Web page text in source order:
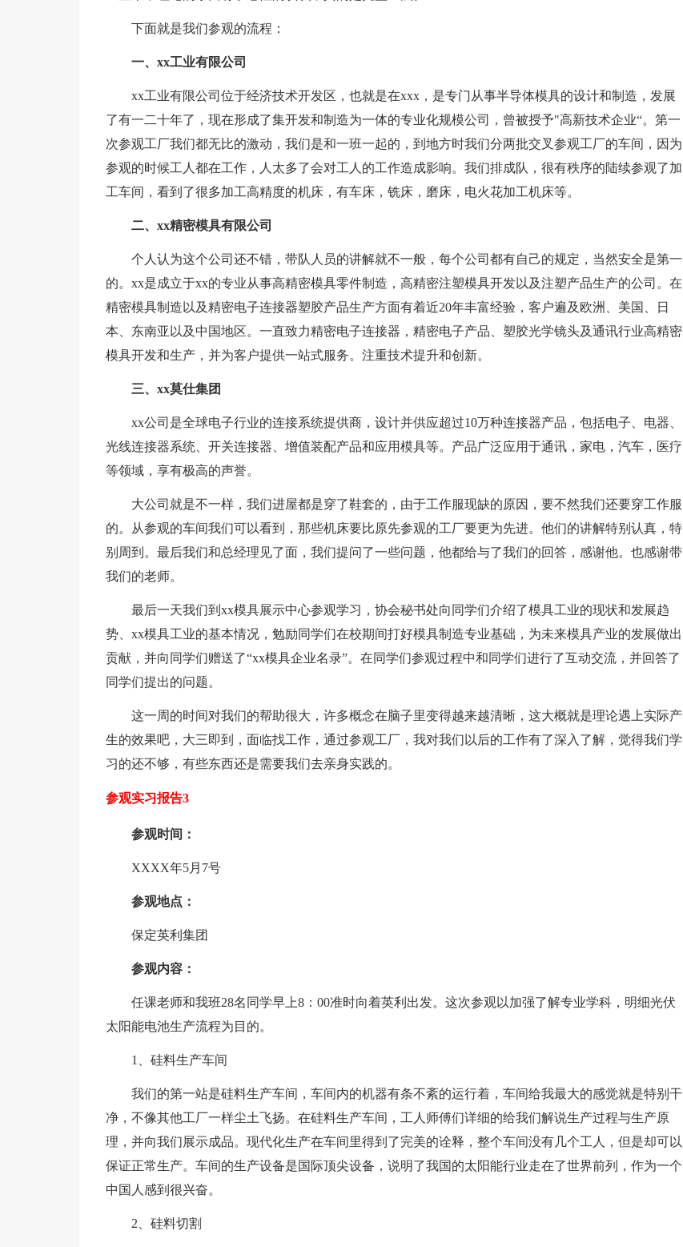
下面就是我们参观的流程：
一、xx工业有限公司
xx工业有限公司位于经济技术开发区，也就是在xxx，是专门从事半导体模具的设计和制造，发展
了有一二十年了，现在形成了集开发和制造为一体的专业化规模公司，曾被授予"高新技术企业“。第一
次参观工厂我们都无比的激动，我们是和一班一起的，到地方时我们分两批交叉参观工厂的车间，因为
参观的时候工人都在工作，人太多了会对工人的工作造成影响。我们排成队，很有秩序的陆续参观了加
工车间，看到了很多加工高精度的机床，有车床，铣床，磨床，电火花加工机床等。
二、xx精密模具有限公司
个人认为这个公司还不错，带队人员的讲解就不一般，每个公司都有自己的规定，当然安全是第一
的。xx是成立于xx的专业从事高精密模具零件制造，高精密注塑模具开发以及注塑产品生产的公司。在
精密模具制造以及精密电子连接器塑胶产品生产方面有着近20年丰富经验，客户遍及欧洲、美国、日
本、东南亚以及中国地区。一直致力精密电子连接器，精密电子产品、塑胶光学镜头及通讯行业高精密
模具开发和生产，并为客户提供一站式服务。注重技术提升和创新。
三、xx莫仕集团
xx公司是全球电子行业的连接系统提供商，设计并供应超过10万种连接器产品，包括电子、电器、
光线连接器系统、开关连接器、增值装配产品和应用模具等。产品广泛应用于通讯，家电，汽车，医疗
等领域，享有极高的声誉。
大公司就是不一样，我们进屋都是穿了鞋套的，由于工作服现缺的原因，要不然我们还要穿工作服
的。从参观的车间我们可以看到，那些机床要比原先参观的工厂要更为先进。他们的讲解特别认真，特
别周到。最后我们和总经理见了面，我们提问了一些问题，他都给与了我们的回答，感谢他。也感谢带
我们的老师。
最后一天我们到xx模具展示中心参观学习，协会秘书处向同学们介绍了模具工业的现状和发展趋
势、xx模具工业的基本情况，勉励同学们在校期间打好模具制造专业基础，为未来模具产业的发展做出
贡献，并向同学们赠送了“xx模具企业名录”。在同学们参观过程中和同学们进行了互动交流，并回答了
同学们提出的问题。
这一周的时间对我们的帮助很大，许多概念在脑子里变得越来越清晰，这大概就是理论遇上实际产
生的效果吧，大三即到，面临找工作，通过参观工厂，我对我们以后的工作有了深入了解，觉得我们学
习的还不够，有些东西还是需要我们去亲身实践的。
参观实习报告3
参观时间：
XXXX年5月7号
参观地点：
保定英利集团
参观内容：
任课老师和我班28名同学早上8：00准时向着英利出发。这次参观以加强了解专业学科，明细光伏
太阳能电池生产流程为目的。
1、硅料生产车间
我们的第一站是硅料生产车间，车间内的机器有条不紊的运行着，车间给我最大的感觉就是特别干
净，不像其他工厂一样尘土飞扬。在硅料生产车间，工人师傅们详细的给我们解说生产过程与生产原
理，并向我们展示成品。现代化生产在车间里得到了完美的诠释，整个车间没有几个工人，但是却可以
保证正常生产。车间的生产设备是国际顶尖设备，说明了我国的太阳能行业走在了世界前列，作为一个
中国人感到很兴奋。
2、硅料切割